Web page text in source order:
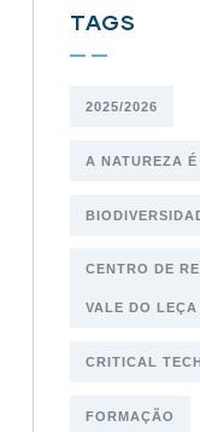
TAGS
2025/2026
A NATUREZA
CENTRO DE
VALE DO LEÇA
CRITICAL
FORMAÇÃO